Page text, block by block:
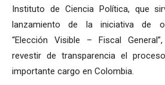
Instituto de Ciencia Política, que
lanzamiento de la iniciativa de
“Elección Visible – Fiscal
revestir de transparencia el
importante cargo en Colombia.